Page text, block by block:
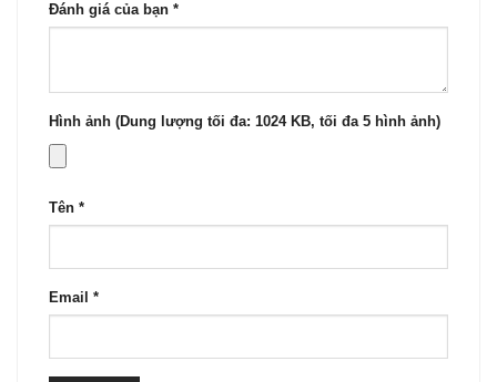
Đánh giá của bạn *
Hình ảnh (Dung lượng tối đa: 1024 KB, tối đa 5 hình ảnh)
Tên *
Email *